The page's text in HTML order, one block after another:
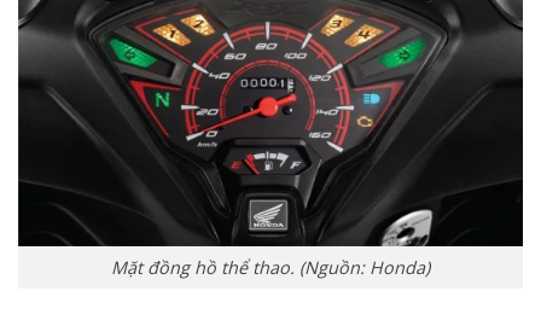
Mặt đồng hồ thể thao. (Nguồn: Honda)